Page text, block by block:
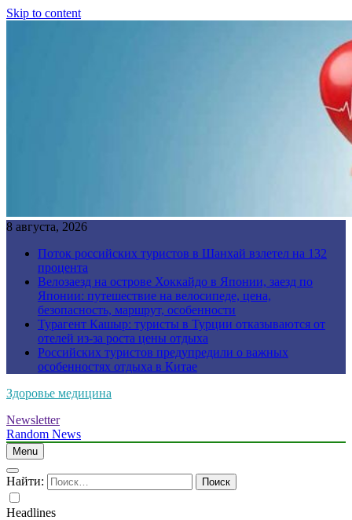
Skip to content
8 августа, 2026
Поток российских туристов в Шанхай взлетел на 132
процента
Велозаезд на острове Хоккайдо в Японии, заезд по
Японии: путешествие на велосипеде, цена,
безопасность, маршрут, особенности
Турагент Кашыр: туристы в Турции отказываются от
отелей из-за роста цены отдыха
Российских туристов предупредили о важных
особенностях отдыха в Китае
Здоровье медицина
Newsletter
Random News
Menu
Найти:
Headlines